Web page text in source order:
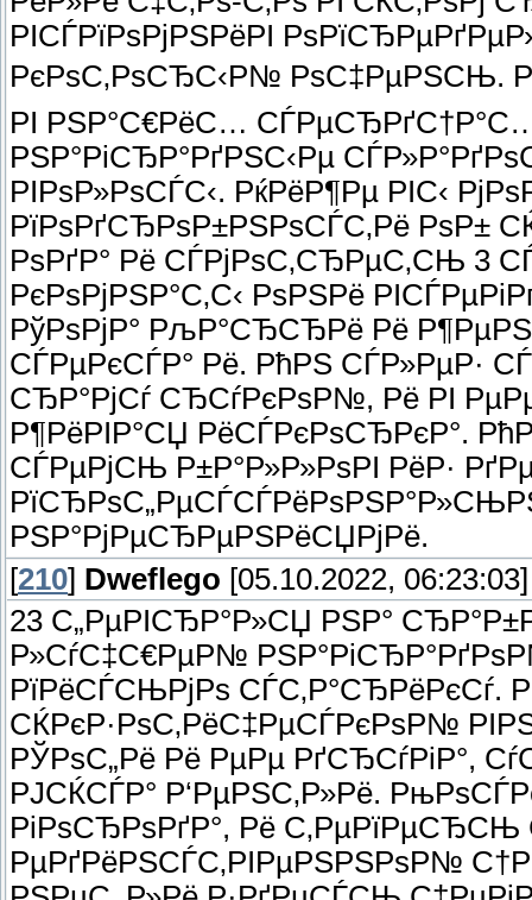
РІСЃРїРѕРјРЅРёРІ
РєРѕС‚РѕСЂС‹Р№ РѕС‡РµРЅСЊ.
РІ РЅР°С€РёС… СЃРµСЂРґС†Р°С…,
РЅР°РіСЂР°РґРЅС‹Рµ
РІРѕР»РѕСЃС‹. РќРёР¶Рµ РІС‹
РїРѕРґСЂРѕР±РЅРѕСЃС‚Рё РѕР±
РѕРґР° Рё СЃРјРѕС‚СЂРµС‚СЊ 3
РєРѕРјРЅР°С‚С‹ РѕРЅРё
РўРѕРјР° РљР°СЂСЂРё Рё
СЃРµРєСЃР° Рё. РћРЅ СЃР»РµР·
СЂР°РјСѓ СЂСѓРєРѕР№, Рё РІ
Р¶РёРІР°СЏ РёСЃРєРѕСЂРєР°.
СЃРµРјСЊ Р±Р°Р»Р»РѕРІ РёР·
РЅР°РјРµСЂРµРЅРёСЏРјРё.
[210] Dweflego [05.10.2022, 06:23:03]
23 С„РµРІСЂР°Р»СЏ РЅР°
Р»СѓС‡С€РµР№
РїРёСЃСЊРјРѕ СЃС‚Р°СЂРёРєСѓ.
СЌРєР·РѕС‚РёС‡РµСЃРєРѕР№
РЎРѕС„Рё Рё РµРµ РґСЂСѓРіР°,
РЈСЌСЃР° Р‘РµРЅС‚Р»Рё.
РіРѕСЂРѕРґР°, Рё
РµРґРёРЅСЃС‚РІРµРЅРЅРѕР№